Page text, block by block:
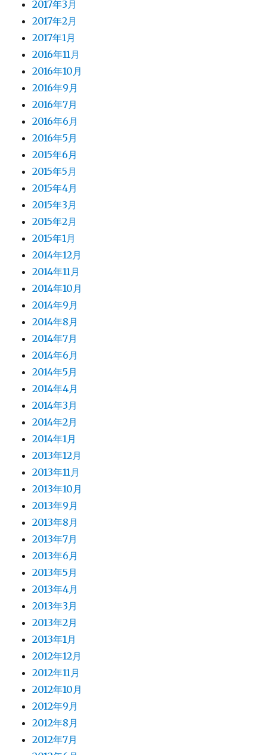
2017年3月
2017年2月
2017年1月
2016年11月
2016年10月
2016年9月
2016年7月
2016年6月
2016年5月
2015年6月
2015年5月
2015年4月
2015年3月
2015年2月
2015年1月
2014年12月
2014年11月
2014年10月
2014年9月
2014年8月
2014年7月
2014年6月
2014年5月
2014年4月
2014年3月
2014年2月
2014年1月
2013年12月
2013年11月
2013年10月
2013年9月
2013年8月
2013年7月
2013年6月
2013年5月
2013年4月
2013年3月
2013年2月
2013年1月
2012年12月
2012年11月
2012年10月
2012年9月
2012年8月
2012年7月